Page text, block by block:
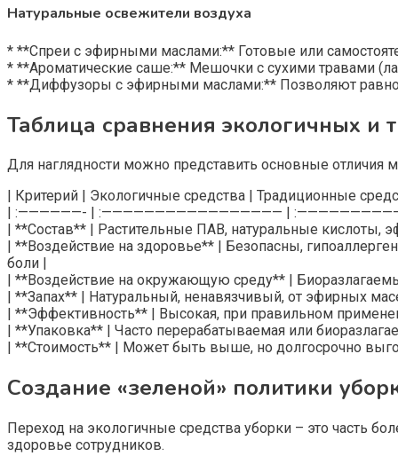
Натуральные освежители воздуха
* **Спреи с эфирными маслами:** Готовые или
* **Ароматические саше:** Мешочки с сухими травами
* **Диффузоры с эфирными маслами:** Позволяют
Таблица сравнения экологичных и
Для наглядности можно представить основные
| Критерий | Экологичные средства | Традиционные
| :——————- | :————————————————— |
| **Состав** | Растительные ПАВ, натуральные
| **Воздействие на здоровье** | Безопасны,
боли |
| **Воздействие на окружающую среду** |
| **Запах** | Натуральный, ненавязчивый, от эфирных
| **Эффективность** | Высокая, при правильном
| **Упаковка** | Часто перерабатываемая или
| **Стоимость** | Может быть выше, но долгосрочно
Создание «зеленой» политики
Переход на экологичные средства уборки – это часть
здоровье сотрудников.